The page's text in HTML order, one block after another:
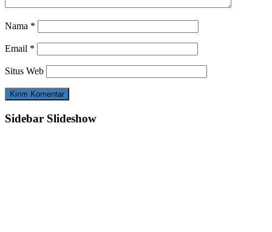
Nama *
Email *
Situs Web
Sidebar Slideshow